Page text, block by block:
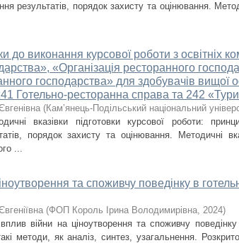
результатів, порядок захисту та оцінювання.
до виконання курсової роботи з освітніх
«Організація рестора­н­ного
господарства» для здобувачів вищої
Готе­льно-ресторанна справа та 242
(Кам’янець-Подільський національний
вказівки підготовки курсової роботи:
порядок захисту та оцінювання. Методичні
...
та споживчу поведінку в
(ФОП Король Ірина Володимирівна, 2024)
війни на ціноутворення та споживчу
методи, як аналіз, синтез, узагальнення.